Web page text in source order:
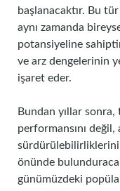
başlanacaktır. Bu
aynı zamanda
potansiyeline
ve arz dengelerinin
işaret eder.
Bundan yıllar sonra,
performansını değil,
sürdürülebilirliklerini
önünde
günümüzdeki